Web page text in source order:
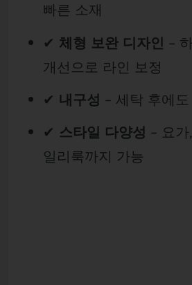
빠른 소재
✔ 체형 보완 디자인 –
개선으로 라인 보정
✔ 내구성 – 세탁 후에
✔ 스타일 다양성 – 요
일리룩까지 가능